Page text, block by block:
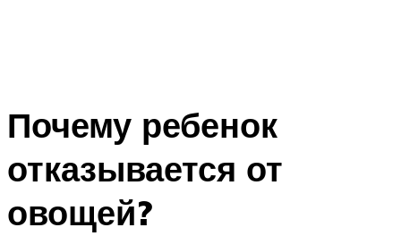
Почему ребенок
отказывается от
овощей?